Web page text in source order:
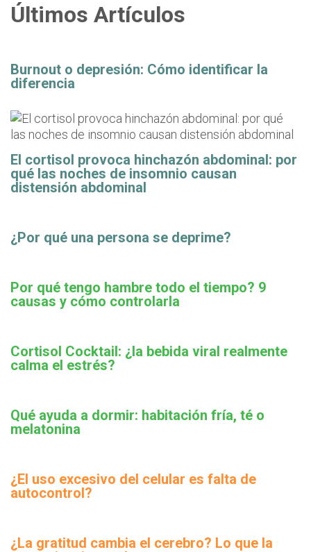
Últimos Artículos
Burnout o depresión: Cómo identificar la
diferencia
El cortisol provoca hinchazón abdominal: por
qué las noches de insomnio causan
distensión abdominal
¿Por qué una persona se deprime?
Por qué tengo hambre todo el tiempo? 9
causas y cómo controlarla
Cortisol Cocktail: ¿la bebida viral realmente
calma el estrés?
Qué ayuda a dormir: habitación fría, té o
melatonina
¿El uso excesivo del celular es falta de
autocontrol?
¿La gratitud cambia el cerebro? Lo que la